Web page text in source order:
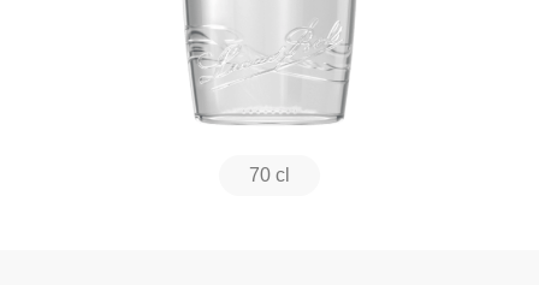
70 cl